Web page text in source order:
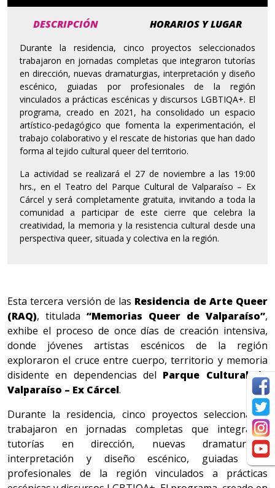
DESCRIPCIÓN HORARIOS Y LUGAR
Durante la residencia, cinco proyectos seleccionados
trabajaron en jornadas completas que integraron tutorías
en dirección, nuevas dramaturgias, interpretación y diseño
escénico, guiadas por profesionales de la región
vinculados a prácticas escénicas y discursos LGBTIQA+. El
programa, creado en 2021, ha consolidado un espacio
artístico-pedagógico que fomenta la experimentación, el
trabajo colaborativo y el rescate de historias que han dado
forma al tejido cultural queer del territorio.
La actividad se realizará el 27 de noviembre a las 19:00
hrs., en el Teatro del Parque Cultural de Valparaíso – Ex
Cárcel y será completamente gratuita, invitando a toda la
comunidad a participar de este cierre que celebra la
creatividad, la memoria y la resistencia cultural desde una
perspectiva queer, situada y colectiva en la región.
Esta tercera versión de las Residencia de Arte Queer
(RAQ), titulada “Memorias Queer de Valparaíso”,
exhibe el proceso de once días de creación intensiva,
donde jóvenes artistas escénicos de la región
exploraron el cruce entre cuerpo, territorio y memoria
disidente en dependencias del Parque Cultural de
Valparaíso – Ex Cárcel.
Durante la residencia, cinco proyectos seleccionados
trabajaron en jornadas completas que integraron
tutorías en dirección, nuevas dramaturgias,
interpretación y diseño escénico, guiadas por
profesionales de la región vinculados a prácticas